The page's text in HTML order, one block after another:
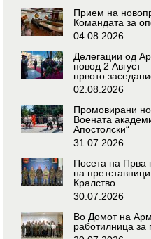
Прием на
Командата за
04.08.2026
Делегации од
повод 2 Август
првото
02.08.2026
Промовирани
Воената
Апостолски“
31.07.2026
Посета на Прва
на
Кралство
30.07.2026
Во Домот на
работилница за